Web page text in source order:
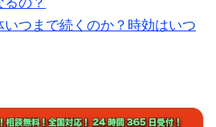
つまで続くのか？時効はいつ